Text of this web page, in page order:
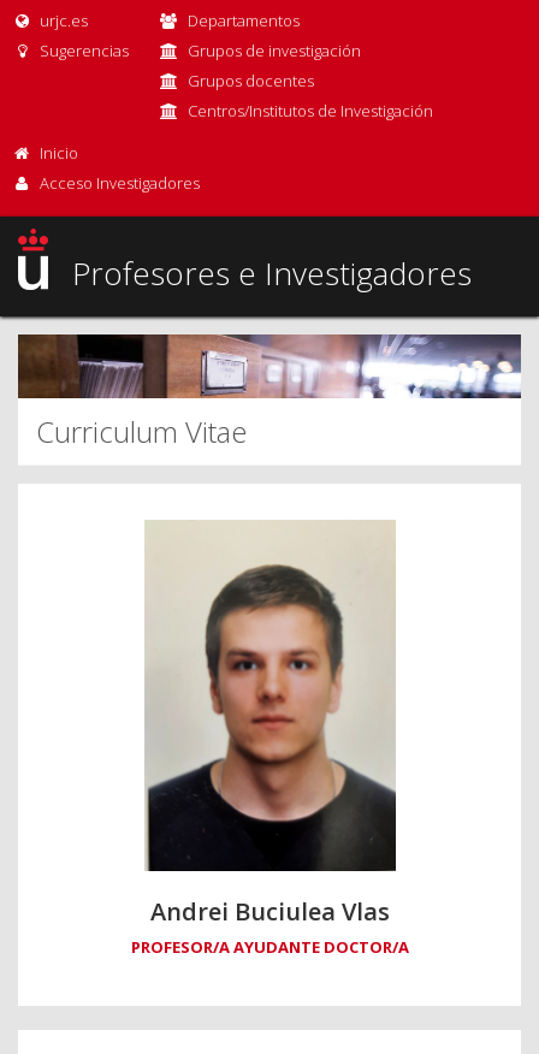
urjc.es
Sugerencias
Departamentos
Grupos de investigación
Grupos docentes
Centros/Institutos de Investigación
Inicio
Acceso Investigadores
Profesores e Investigadores
Curriculum Vitae
Andrei Buciulea Vlas
PROFESOR/A AYUDANTE DOCTOR/A